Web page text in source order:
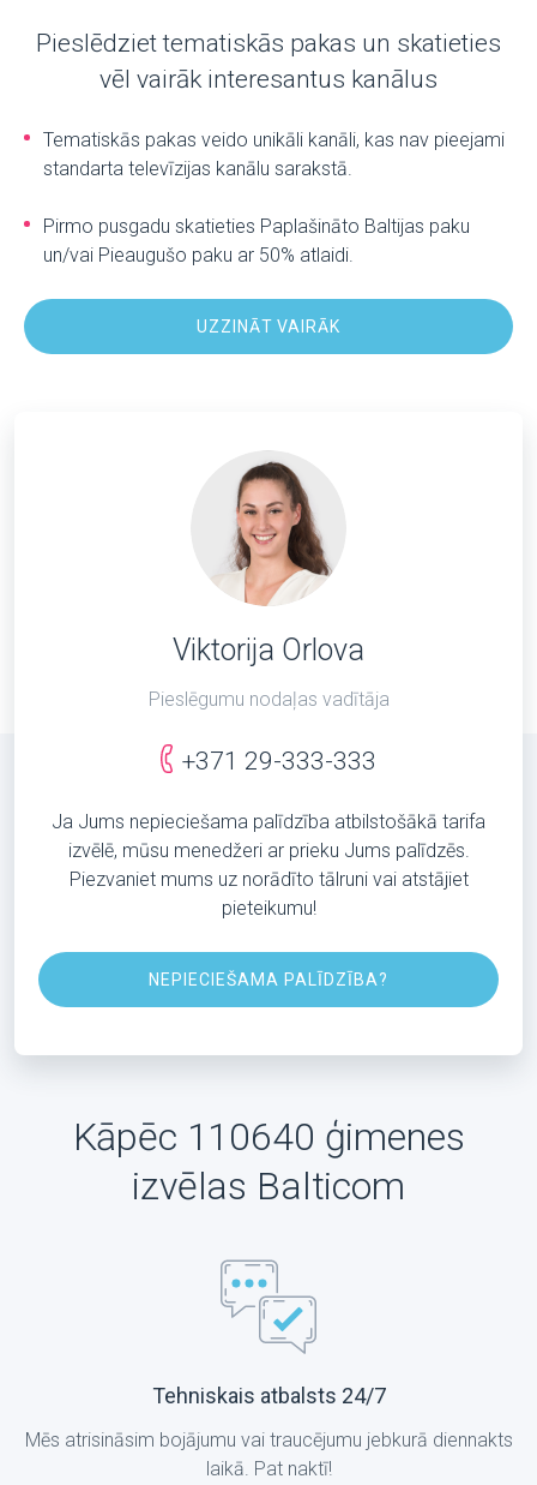
Pieslēdziet tematiskās pakas un skatieties
vēl vairāk interesantus kanālus
Tematiskās pakas veido unikāli kanāli, kas nav pieejami
standarta televīzijas kanālu sarakstā.
Pirmo pusgadu skatieties Paplašināto Baltijas paku
un/vai Pieaugušo paku ar 50% atlaidi.
UZZINĀT VAIRĀK
Viktorija Orlova
Pieslēgumu nodaļas vadītāja
+371 29-333-333
Ja Jums nepieciešama palīdzība atbilstošākā tarifa
izvēlē, mūsu menedžeri ar prieku Jums palīdzēs.
Piezvaniet mums uz norādīto tālruni vai atstājiet
pieteikumu!
NEPIECIEŠAMA PALĪDZĪBA?
Kāpēc 110640 ģimenes
izvēlas Balticom
Tehniskais atbalsts 24/7
Mēs atrisināsim bojājumu vai traucējumu jebkurā diennakts
laikā. Pat naktī!